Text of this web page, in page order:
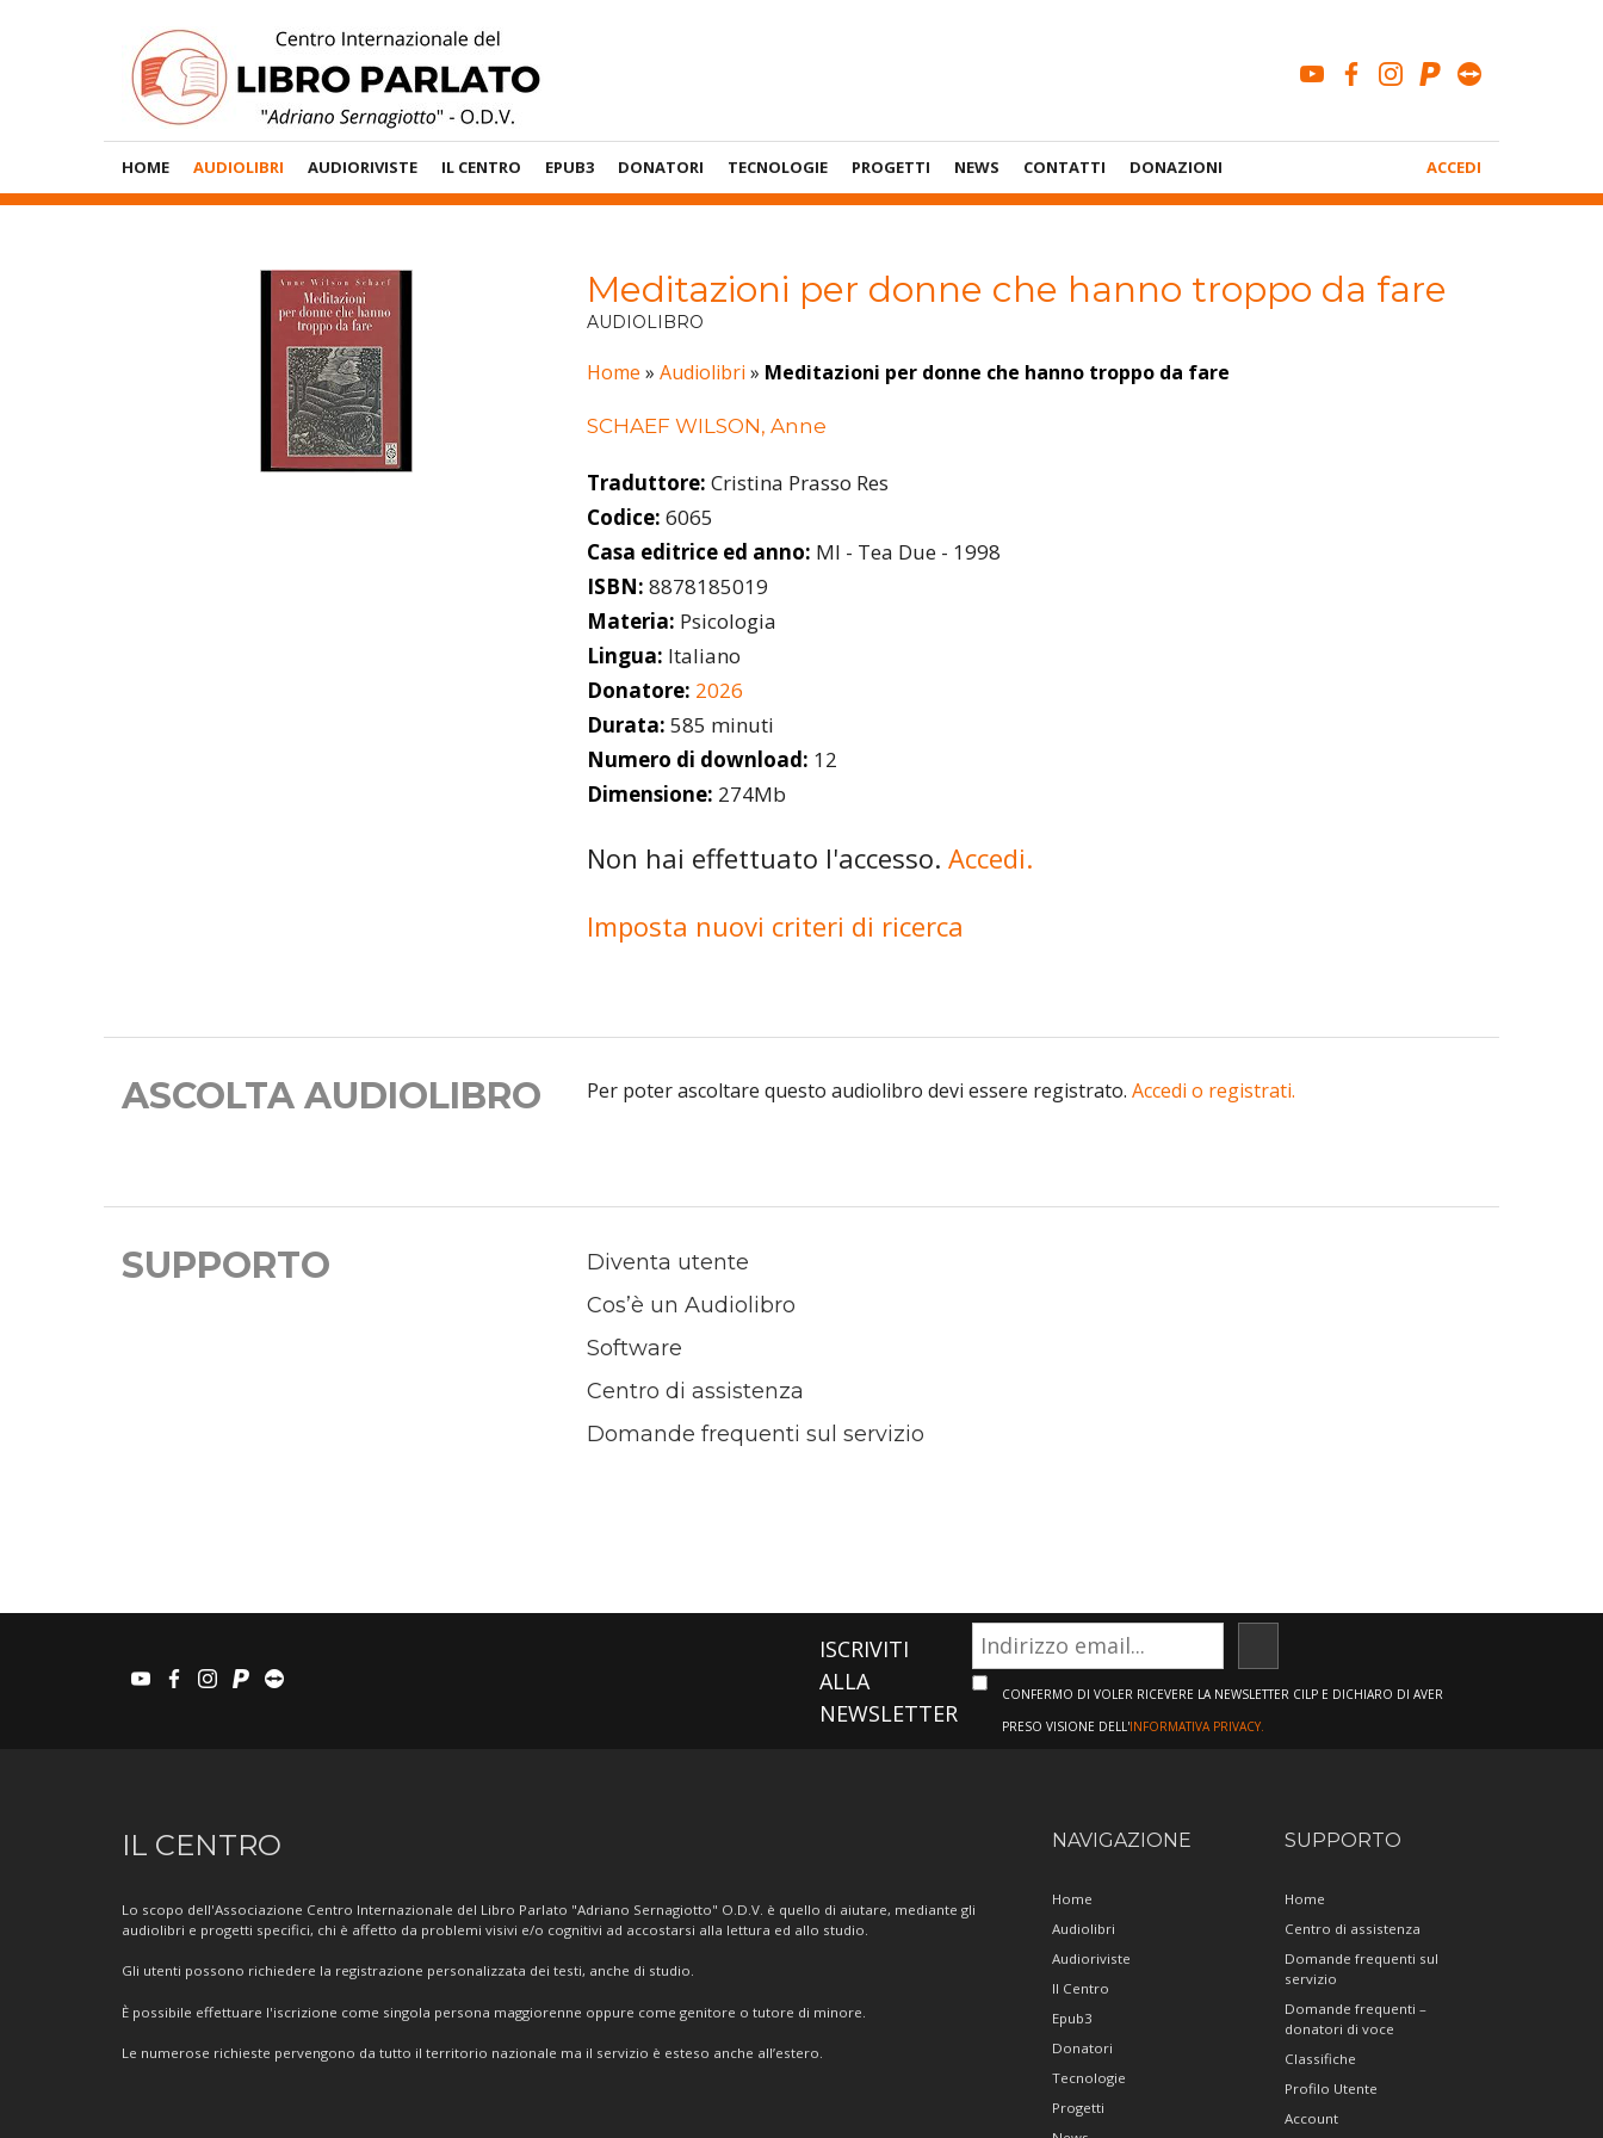
youtubefacebook
instagram
paypal
Menù
Principale
HOME AUDIOLIBRI AUDIORIVISTE IL CENTRO EPUB3 DONATORI TECNOLOGIE PROGETTI NEWS CONTATTI DONAZIONI
Account
ACCEDI
Meditazioni per donne che hanno troppo da fare
AUDIOLIBRO
Home » Audiolibri » Meditazioni per donne che hanno troppo da fare
SCHAEF WILSON, Anne
Traduttore: Cristina Prasso Res
Codice: 6065
Casa editrice ed anno: MI - Tea Due - 1998
ISBN: 8878185019
Materia: Psicologia
Lingua: Italiano
Donatore: 2026
Durata: 585 minuti
Numero di download: 12
Dimensione: 274Mb
Non hai effettuato l'accesso. Accedi.
Imposta nuovi criteri di ricerca
ASCOLTA AUDIOLIBRO Per poter ascoltare questo audiolibro devi essere registrato. Accedi o registrati.
SUPPORTO
Diventa utente
Cos’è un Audiolibro
Software
Centro di assistenza
Domande frequenti sul servizio
youtubefacebook
instagram
paypalteamviewer
ISCRIVITI
ALLA
NEWSLETTER
CONFERMO DI VOLER RICEVERE LA NEWSLETTER CILP E DICHIARO DI AVER
PRESO VISIONE DELL'INFORMATIVA PRIVACY.
Informazioni
IL CENTRO
Lo scopo dell'Associazione Centro Internazionale del Libro Parlato "Adriano Sernagiotto" O.D.V. è quello di aiutare, mediante gli
audiolibri e progetti specifici, chi è affetto da problemi visivi e/o cognitivi ad accostarsi alla lettura ed allo studio.
Gli utenti possono richiedere la registrazione personalizzata dei testi, anche di studio.
È possibile effettuare l'iscrizione come singola persona maggiorenne oppure come genitore o tutore di minore.
Le numerose richieste pervengono da tutto il territorio nazionale ma il servizio è esteso anche all’estero.
NAVIGAZIONE
Home
Audiolibri
Audioriviste
Il Centro
Epub3
Donatori
Tecnologie
Progetti
SUPPORTO
Home
Centro di assistenza
Domande frequenti sul
servizio
Domande frequenti –
donatori di voce
Classifiche
Profilo Utente
Account